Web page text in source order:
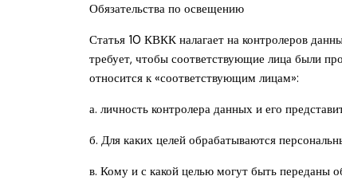
Обязательства по освещению
Статья 10 КВКК налагает на контролеров
требует, чтобы соответствующие лица были
относится к «соответствующим лицам»:
а. личность контролера данных и его
б. Для каких целей обрабатываются
в. Кому и с какой целью могут быть переданы